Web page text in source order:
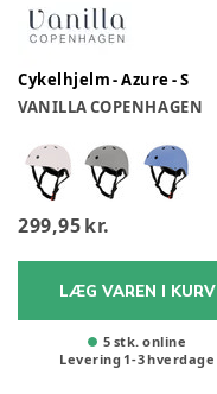
Cykelhjelm - Azure - S
VANILLA COPENHAGEN
299,95 kr.
LÆG VAREN I KURV
5 stk. online
Levering 1-3hverdage